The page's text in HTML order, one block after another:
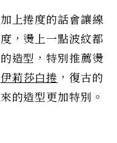
上捲度的話會讓線
，燙上一點波紋都
造型，特別推薦燙
伊莉莎白捲 ，復古的
的造型更加特別。